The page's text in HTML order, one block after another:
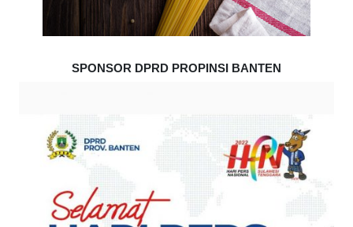
SPONSOR DPRD PROPINSI BANTEN